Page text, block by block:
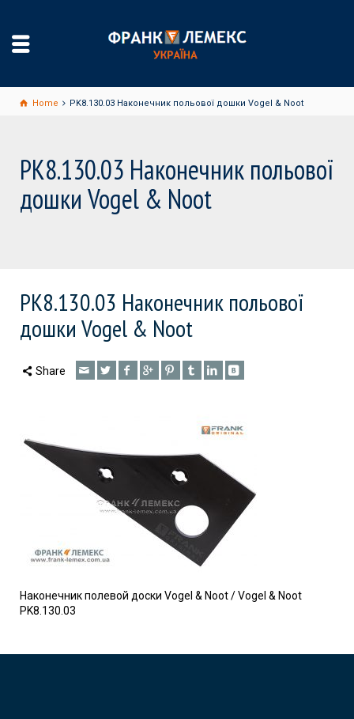
Home PK8.130.03 Наконечник польової дошки Vogel & Noot
PK8.130.03 Наконечник польової
дошки Vogel & Noot
PK8.130.03 Наконечник польової
дошки Vogel & Noot
Share
Наконечник полевой доски Vogel & Noot / Vogel & Noot
PK8.130.03